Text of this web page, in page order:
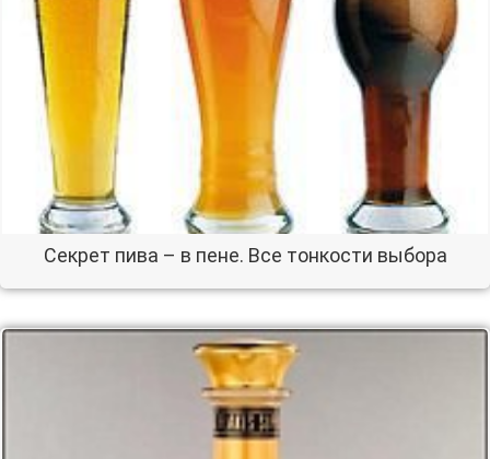
Секрет пива – в пене. Все тонкости выбора